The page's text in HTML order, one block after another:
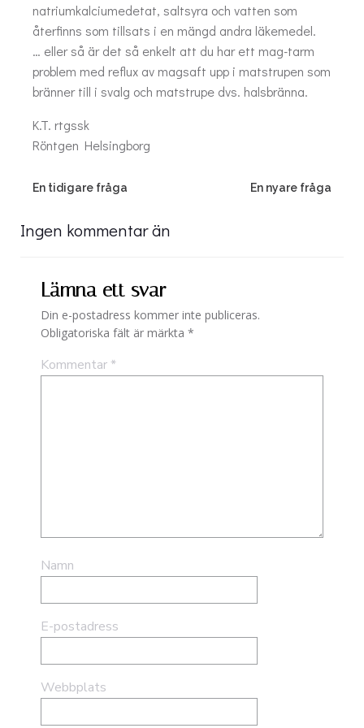
natriumkalciumedetat, saltsyra och vatten som
återfinns som tillsats i en mängd andra läkemedel.
… eller så är det så enkelt att du har ett mag-tarm
problem med reflux av magsaft upp i matstrupen som
bränner till i svalg och matstrupe dvs. halsbränna.
K.T. rtgssk
Röntgen Helsingborg
Post
navigation
En tidigare fråga
PostEn nyare fråga
Ingen kommentar än
Lämna ett svar
Din e-postadress kommer inte publiceras.
Obligatoriska fält är märkta *
Kommentar*
Namn
E-postadress
Webbplats